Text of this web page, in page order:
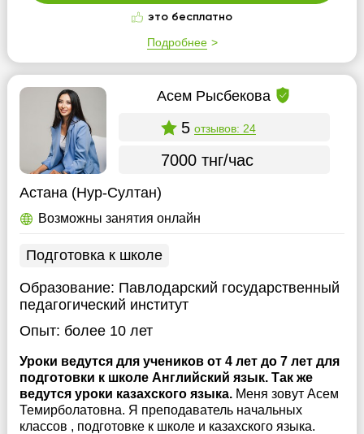
это бесплатно
Подробнее
Асем Рысбекова
5 отзывов: 24
7000 тнг/час
Астана (Нур-Султан)
Возможны занятия онлайн
Подготовка к школе
Образование: Павлодарский государственный
педагогический институт
Опыт: более 10 лет
Уроки ведутся для учеников от 4 лет до 7 лет для
подготовки к школе Английский язык. Так же
ведутся уроки казахского языка. Меня зовут Асем
Темирболатовна. Я преподаватель начальных
классов , подготовке к школе и казахского языка.